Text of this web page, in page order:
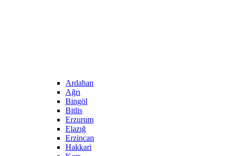
Ardahan
Ağrı
Bingöl
Bitlis
Erzurum
Elazığ
Erzincan
Hakkari